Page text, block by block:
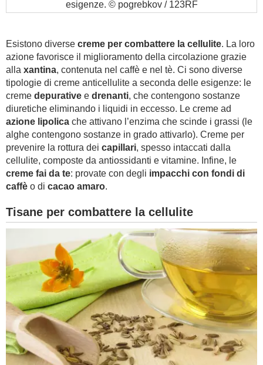
esigenze. © pogrebkov / 123RF
Esistono diverse creme per combattere la cellulite. La loro
azione favorisce il miglioramento della circolazione grazie
alla xantina, contenuta nel caffè e nel tè. Ci sono diverse
tipologie di creme anticellulite a seconda delle esigenze: le
creme depurative e drenanti, che contengono sostanze
diuretiche eliminando i liquidi in eccesso. Le creme ad
azione lipolica che attivano l’enzima che scinde i grassi (le
alghe contengono sostanze in grado attivarlo). Creme per
prevenire la rottura dei capillari, spesso intaccati dalla
cellulite, composte da antiossidanti e vitamine. Infine, le
creme fai da te: provate con degli impacchi con fondi di
caffè o di cacao amaro.
Tisane per combattere la cellulite